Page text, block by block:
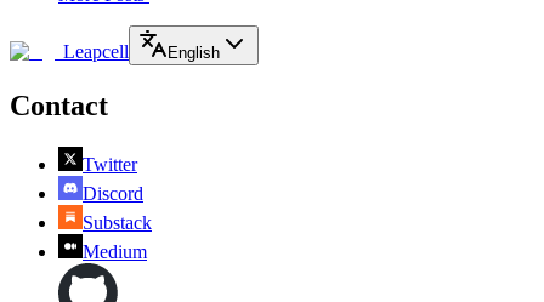
Leapcell English
Contact
Twitter
Discord
Substack
Medium